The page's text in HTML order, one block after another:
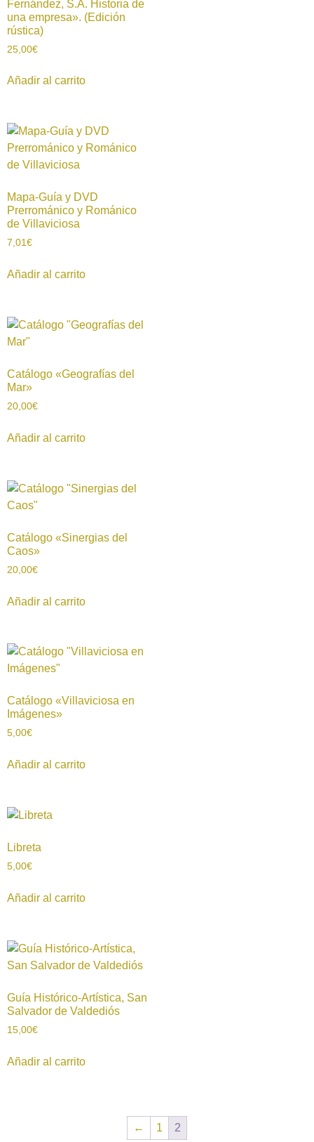
Fernández, S.A. Historia de
una empresa». (Edición
rústica)
25,00€
Añadir al carrito
Mapa-Guía y DVD
Prerrománico y Románico
de Villaviciosa
7,01€
Añadir al carrito
Catálogo «Geografías del
Mar»
20,00€
Añadir al carrito
Catálogo «Sinergias del
Caos»
20,00€
Añadir al carrito
Catálogo «Villaviciosa en
Imágenes»
5,00€
Añadir al carrito
Libreta
5,00€
Añadir al carrito
Guía Histórico-Artística, San
Salvador de Valdediós
15,00€
Añadir al carrito
← 1 2